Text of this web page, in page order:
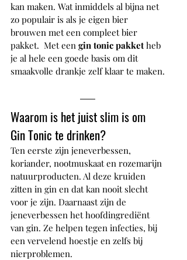
kan maken. Wat inmiddels al bijna net
zo populair is als je eigen bier
brouwen met een compleet bier
pakket.  Met een gin tonic pakket heb
je al hele een goede basis om dit
smaakvolle drankje zelf klaar te maken.
Waarom is het juist slim is om
Gin Tonic te drinken?
Ten eerste zijn jeneverbessen,
koriander, nootmuskaat en rozemarijn
natuurproducten. Al deze kruiden
zitten in gin en dat kan nooit slecht
voor je zijn. Daarnaast zijn de
jeneverbessen het hoofdingrediënt
van gin. Ze helpen tegen infecties, bij
een vervelend hoestje en zelfs bij
nierproblemen.